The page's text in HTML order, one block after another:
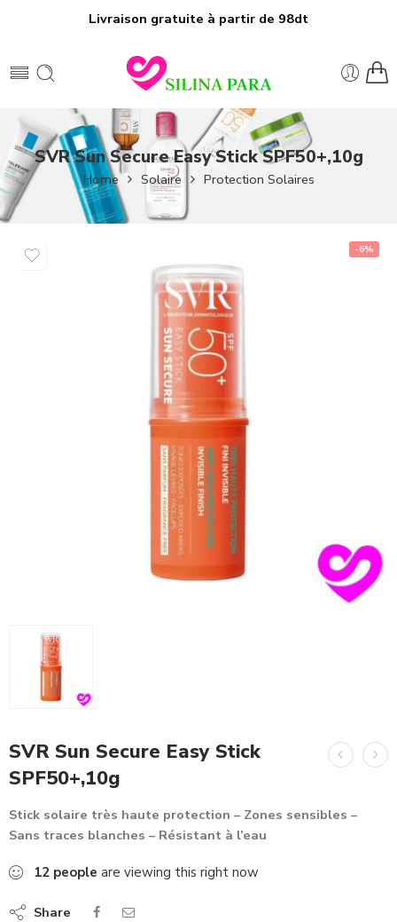
Livraison gratuite à partir de 98dt
SVR Sun Secure Easy Stick SPF50+,10g
Home Solaire Protection Solaires
-6%
SVR Sun Secure Easy Stick
SPF50+,10g
Stick solaire très haute protection – Zones sensibles –
Sans traces blanches – Résistant à l’eau
12 people are viewing this right now
Share